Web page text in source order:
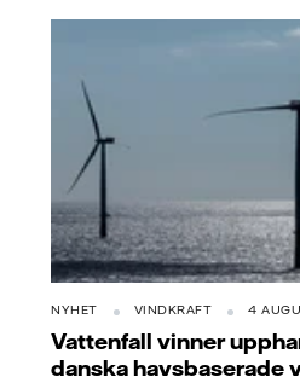
NYHET VINDKRAFT 4
Vattenfall vinner
danska havsbaserade